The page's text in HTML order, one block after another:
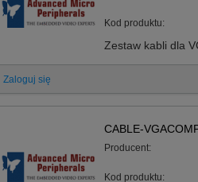
Kod produktu:
Zestaw kabli dla
Zaloguj się
CABLE-
Producent:
Kod produktu: